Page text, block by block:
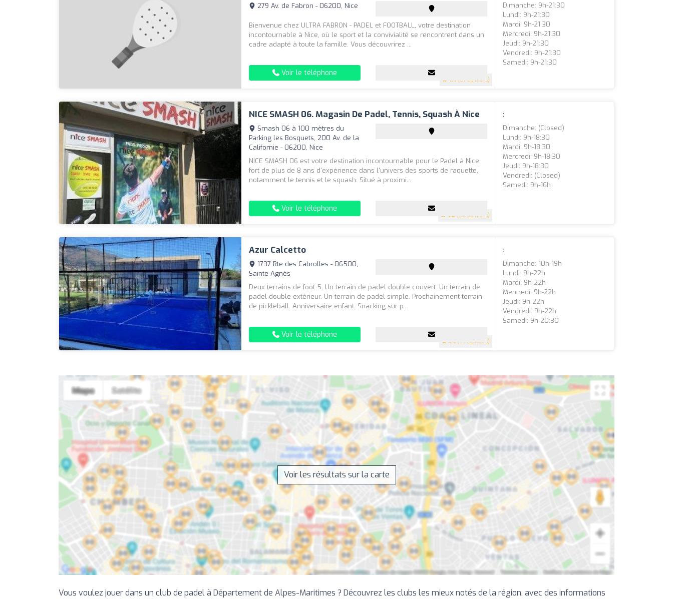
4.4 (67 Opinions)
279 Av. de Fabron - 06200, Nice
Bienvenue chez ULTRA FABRON - PADEL et FOOTBALL, votre destination
incontournable à Nice, où le sport et la convivialité se rencontrent dans un
cadre adapté à toute la famille. Vous découvrirez ...
Voir le téléphone
Dimanche: 9h-21:30
Lundi: 9h-21:30
Mardi: 9h-21:30
Mercredi: 9h-21:30
Jeudi: 9h-21:30
Vendredi: 9h-21:30
Samedi: 9h-21:30
NICE SMASH 06. Magasin De Padel, Tennis, Squash À Nice
4.8 (56 Opinions)
Smash 06 à 100 mètres du
Parking les Bosquets, 200 Av. de la
Californie - 06200, Nice
NICE SMASH 06 est votre destination incontournable pour le Padel à Nice,
fort de plus de 8 ans d'expérience dans l'univers des sports de raquette,
notamment le tennis et le squash. Situé à proximi...
Voir le téléphone
:
Dimanche: (closed)
Lundi: 9h-18:30
Mardi: 9h-18:30
Mercredi: 9h-18:30
Jeudi: 9h-18:30
Vendredi: (closed)
Samedi: 9h-16h
Azur Calcetto
4.4 (49 Opinions)
1737 Rte des Cabrolles - 06500,
Sainte-Agnès
Deux terrains de foot 5. Un terrain de padel double couvert. Un terrain de
padel double extérieur. Un terrain de padel simple. Prochainement terrain
de pickleball. Anniversaire enfant. Snacking sur p...
Voir le téléphone
:
Dimanche: 10h-19h
Lundi: 9h-22h
Mardi: 9h-22h
Mercredi: 9h-22h
Jeudi: 9h-22h
Vendredi: 9h-22h
Samedi: 9h-20:30
Voir les résultats sur la carte
Vous voulez jouer dans un club de padel à Département de Alpes-Maritimes ? Découvrez les clubs les mieux notés de la région, avec des informations